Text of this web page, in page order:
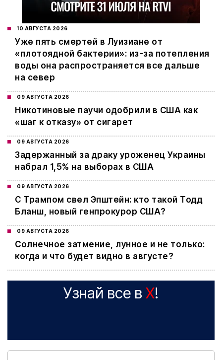
10 АВГУСТА 2026
Уже пять смертей в Луизиане от
«плотоядной бактерии»: из-за потепления
воды она распространяется все дальше
на север
09 АВГУСТА 2026
Никотиновые паучи одобрили в США как
«шаг к отказу» от сигарет
09 АВГУСТА 2026
Задержанный за драку уроженец Украины
набрал 1,5% на выборах в США
09 АВГУСТА 2026
С Трампом свел Эпштейн: кто такой Тодд
Бланш, новый генпрокурор США?
09 АВГУСТА 2026
Cолнечное затмение, лунное и не только:
когда и что будет видно в августе?
Узнай все в X!